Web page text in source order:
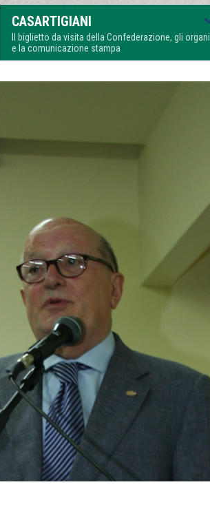
CASARTIGIANI
Il biglietto da visita della Confederazione, gli organi
e la comunicazione stampa